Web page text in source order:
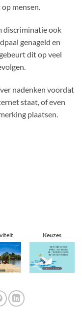
mensen.
discriminatie ook
genageld en
dit op veel
nadenken voordat
staat, of even
plaatsen.
Keuzes